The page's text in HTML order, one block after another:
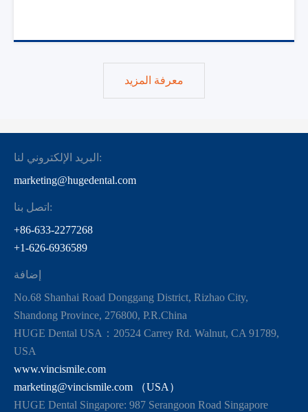
معرفة المزيد
البريد الإلكتروني لنا:
marketing@hugedental.com
اتصل بنا:
+86-633-2277268
+1-626-6936589
إضافة
No.68 Shanhai Road Donggang District, Rizhao City,
Shandong Province, 276800, P.R.China
HUGE Dental USA：20524 Carrey Rd. Walnut, CA 91789,
USA
www.vincismile.com
marketing@vincismile.com （USA）
HUGE Dental Singapore: 987 Serangoon Road Singapore